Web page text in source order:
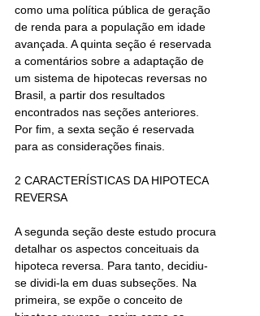
como uma política pública de geração
de renda para a população em idade
avançada. A quinta seção é reservada
a comentários sobre a adaptação de
um sistema de hipotecas reversas no
Brasil, a partir dos resultados
encontrados nas seções anteriores.
Por fim, a sexta seção é reservada
para as considerações finais.
2 CARACTERÍSTICAS DA HIPOTECA
REVERSA
A segunda seção deste estudo procura
detalhar os aspectos conceituais da
hipoteca reversa. Para tanto, decidiu-
se dividi-la em duas subseções. Na
primeira, se expõe o conceito de